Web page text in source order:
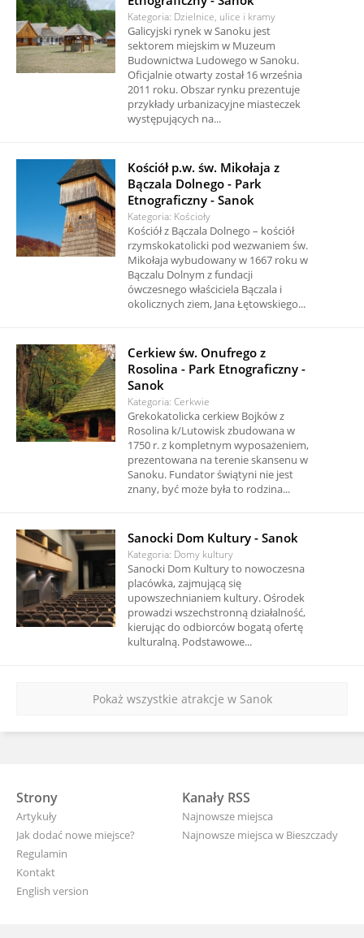
Kategoria: Dzielnice, ulice i kramy
Galicyjski rynek w Sanoku jest
sektorem miejskim w Muzeum
Budownictwa Ludowego w Sanoku.
Oficjalnie otwarty został 16 września
2011 roku. Obszar rynku prezentuje
przykłady urbanizacyjne miasteczek
występujących na...
Kościół p.w. św. Mikołaja z
Bączala Dolnego - Park
Etnograficzny - Sanok
Kategoria: Kościoły
Kościół z Bączala Dolnego – kościół
rzymskokatolicki pod wezwaniem św.
Mikołaja wybudowany w 1667 roku w
Bączalu Dolnym z fundacji
ówczesnego właściciela Bączala i
okolicznych ziem, Jana Łętowskiego...
Cerkiew św. Onufrego z
Rosolina - Park Etnograficzny -
Sanok
Kategoria: Cerkwie
Grekokatolicka cerkiew Bojków z
Rosolina k/Lutowisk zbudowana w
1750 r. z kompletnym wyposażeniem,
prezentowana na terenie skansenu w
Sanoku. Fundator świątyni nie jest
znany, być może była to rodzina...
Sanocki Dom Kultury - Sanok
Kategoria: Domy kultury
Sanocki Dom Kultury to nowoczesna
placówka, zajmującą się
upowszechnianiem kultury. Ośrodek
prowadzi wszechstronną działalność,
kierując do odbiorców bogatą ofertę
kulturalną. Podstawowe...
Pokaż wszystkie atrakcje w Sanok
Strony
Artykuły
Jak dodać nowe miejsce?
Regulamin
Kontakt
English version
Kanały RSS
Najnowsze miejsca
Najnowsze miejsca w Bieszczady